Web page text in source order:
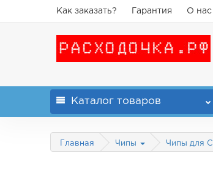
Как заказать? Гарантия О нас
Каталог товаров
Главная Чипы Чипы для